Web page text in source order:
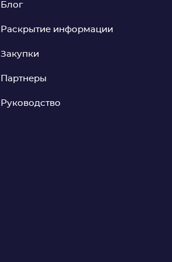
Блог
Раскрытие информации
Закупки
Партнеры
Руководство